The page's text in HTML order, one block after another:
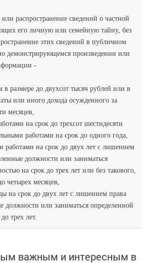
распространение сведений о частной
его личную или семейную тайну, без
этих сведений в публичном
демонстрирующемся произведении или
-
размере до двухсот тысяч рублей или в
или иного дохода осужденного за
месяцев,
на срок до трехсот шестидесяти
работами на срок до одного года,
работами на срок до двух лет с лишением
должности или заниматься
на срок до трех лет или без такового,
четырех месяцев,
на срок до двух лет с лишением права
должности или заниматься определенной
трех лет.
важным и интересным в